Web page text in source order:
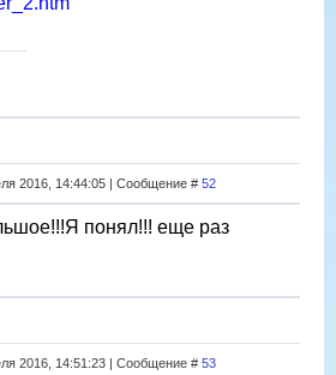
2016, 14:44:05 | Сообщение # 52
понял!!! еще раз
2016, 14:51:23 | Сообщение # 53